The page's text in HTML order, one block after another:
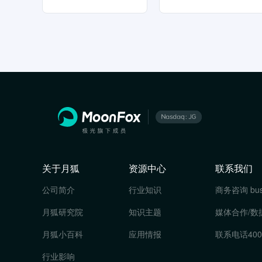
关于月狐
公司简介
月狐研究院
月狐小百科
行业影响
资源中心
行业知识
知识主题
应用情报
联系我们
商务咨询
媒体合作/数
联系电话